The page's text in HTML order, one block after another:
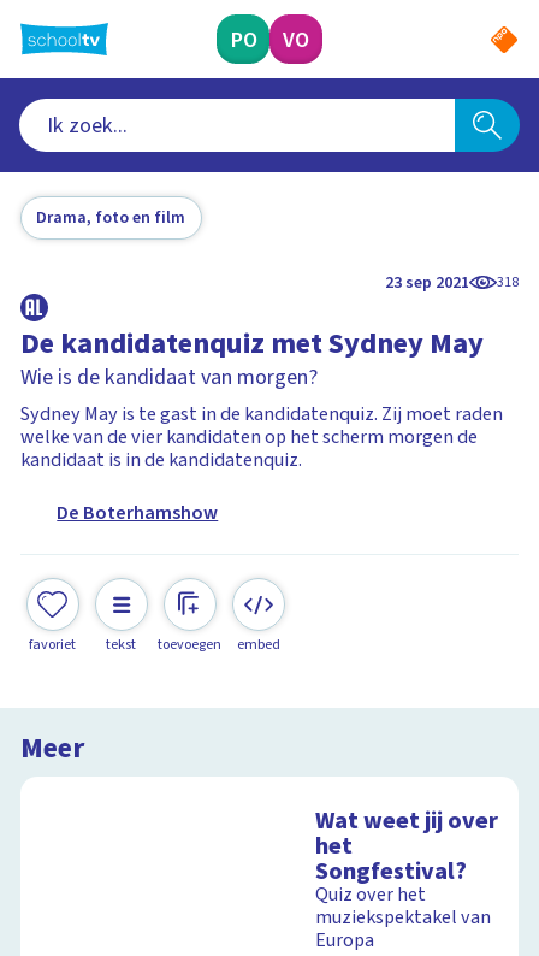
naar
hoofdinhoud
PO VO
Drama, foto en film
23 sep 2021 318
De kandidatenquiz met Sydney May
Wie is de kandidaat van morgen?
Sydney May is te gast in de kandidatenquiz. Zij moet raden
welke van de vier kandidaten op het scherm morgen de
kandidaat is in de kandidatenquiz.
De Boterhamshow
favoriet tekst toevoegen embed
Meer
Wat weet jij over
het
Songfestival?
Quiz over het
muziekspektakel van
Europa